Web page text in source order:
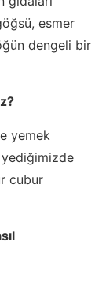
esmer
dengeli bir
yemek
yediğimizde
cubur